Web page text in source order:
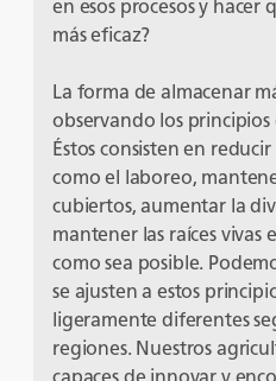
en esos procesos y hacer
más eficaz?
La forma de almacenar
observando los principios
Éstos consisten en
como el laboreo,
cubiertos, aumentar la
mantener las raíces vivas
como sea posible.
se ajusten a estos
ligeramente diferentes
regiones. Nuestros